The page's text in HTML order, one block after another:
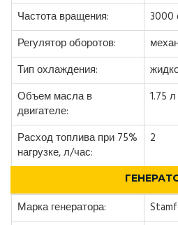
Частота вращения:
3000
Регулятор оборотов:
Тип охлаждения:
Объем масла в
двигателе:
1.75 л
Расход топлива при 75%
нагрузке, л/час:
2
Марка генератора: